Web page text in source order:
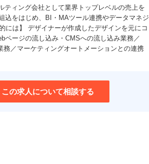
フィス
以内
活躍の職場
ークな職場
ィング会社として業界トップレベルの売上を
込をはじめ、BI・MAツール連携やデータマネジ
には】 デザイナーが作成したデザインを元にコ
ページの流し込み・CMSへの流し込み業務／
／マーケティングオートメーションとの連携
この求人について相談する